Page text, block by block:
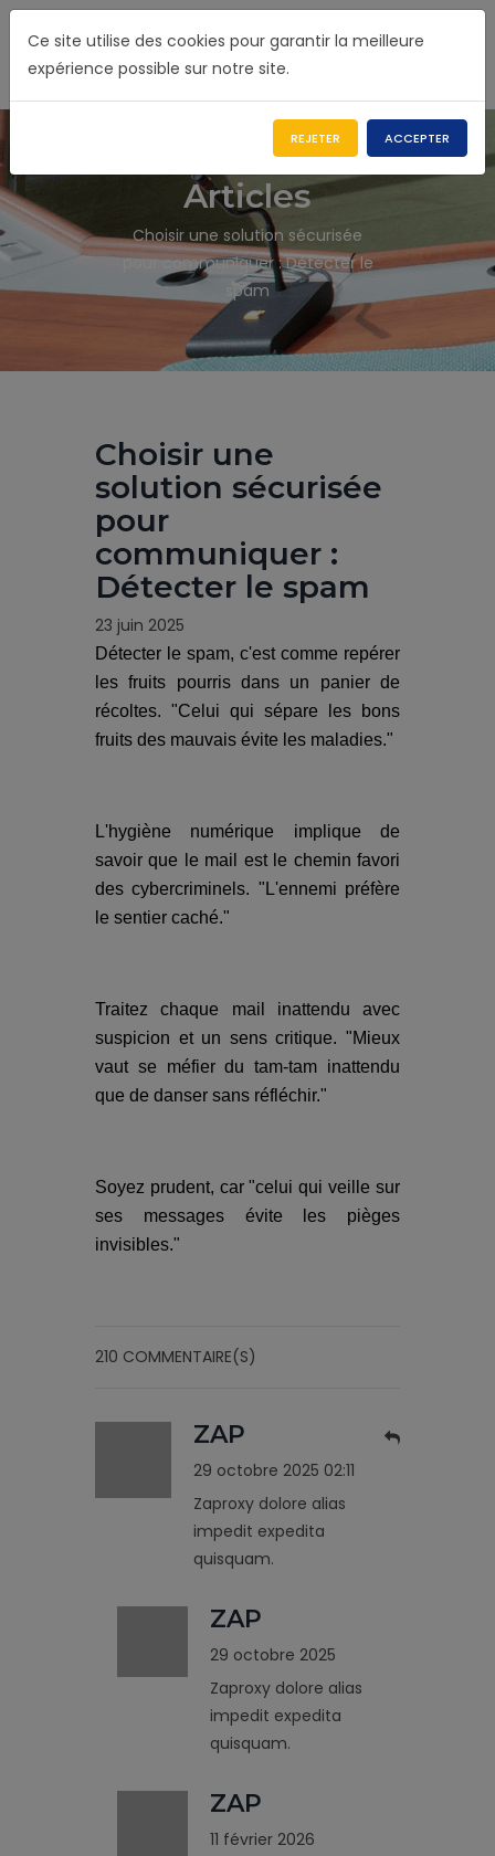
Articles
Choisir une solution sécurisée
pour communiquer : Détecter le
spam
Choisir une
solution sécurisée
pour
communiquer :
Détecter le spam
23 juin 2025
Détecter le spam, c'est comme repérer
les fruits pourris dans un panier de
récoltes. "Celui qui sépare les bons
fruits des mauvais évite les maladies."
L'hygiène numérique implique de
savoir que le mail est le chemin favori
des cybercriminels. "L'ennemi préfère
le sentier caché."
Traitez chaque mail inattendu avec
suspicion et un sens critique. "Mieux
vaut se méfier du tam-tam inattendu
que de danser sans réfléchir."
Soyez prudent, car "celui qui veille sur
ses messages évite les pièges
invisibles."
210 COMMENTAIRE(S)
ZAP
29 octobre 2025 02:11
Zaproxy dolore alias
impedit expedita
quisquam.
ZAP
29 octobre 2025
Zaproxy dolore alias
impedit expedita
quisquam.
ZAP
11 février 2026
Ce site utilise des cookies pour garantir la meilleure
expérience possible sur notre site.
REJETER ACCEPTER